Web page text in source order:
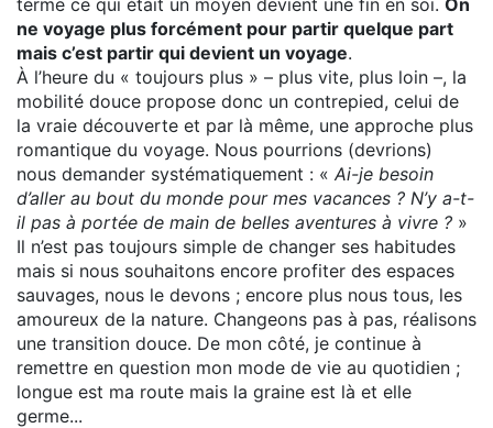
ne voyage plus forcément pour partir quelque part
mais c’est partir qui devient un voyage.
À l’heure du « toujours plus » – plus vite, plus loin –, la
mobilité douce propose donc un contrepied, celui de
la vraie découverte et par là même, une approche plus
romantique du voyage. Nous pourrions (devrions)
nous demander systématiquement : « Ai-je besoin
d’aller au bout du monde pour mes vacances ? N’y a-t-
il pas à portée de main de belles aventures à vivre ? »
Il n’est pas toujours simple de changer ses habitudes
mais si nous souhaitons encore profiter des espaces
sauvages, nous le devons ; encore plus nous tous, les
amoureux de la nature. Changeons pas à pas, réalisons
une transition douce. De mon côté, je continue à
remettre en question mon mode de vie au quotidien ;
longue est ma route mais la graine est là et elle
germe...